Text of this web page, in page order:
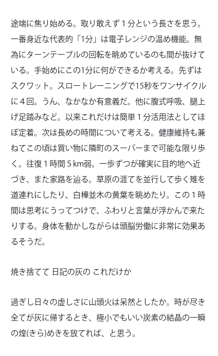
途端に焦り始める。取り敢えず１分という長さを思う。
一番身近な代表的「1分」は電子レンジの温め機能。無
為にターンテーブルの回転を眺めているのも間が抜けて
いる。手始めにこの1分に何ができるか考える。先ずは
スクワット。スロートレーニングで15秒をワンサイクル
に４回。うん、なかなか有意義だ。他に腹式呼吸、腿上
げ足踏みなど。以来これだけは簡単１分活用法としてほ
ぼ定着。次は長めの時間について考える。健康維持も兼
ねてこの頃は買い物に隣町のスーパーまで可能な限り歩
く。往復１時間５km弱。一歩ずつが確実に目的地へ近
づき、また家路を辿る。草原の涯てを並行して歩く雉を
道連れにしたり、白樺並木の黄葉を眺めたり。この１時
間は思考にうってつけで、ふわりと言葉が浮かんで来た
りする。身体を動かしながらは頭脳労働に非常に効果あ
るそうだ。
焼き捨てて 日記の灰の これだけか
過ぎし日々の虚しさに山頭火は呆然としたか。時が尽き
全てが灰に帰するとき、極小でもいい炭素の結晶の一瞬
の煌(きら)めきを放てれば、と思う。